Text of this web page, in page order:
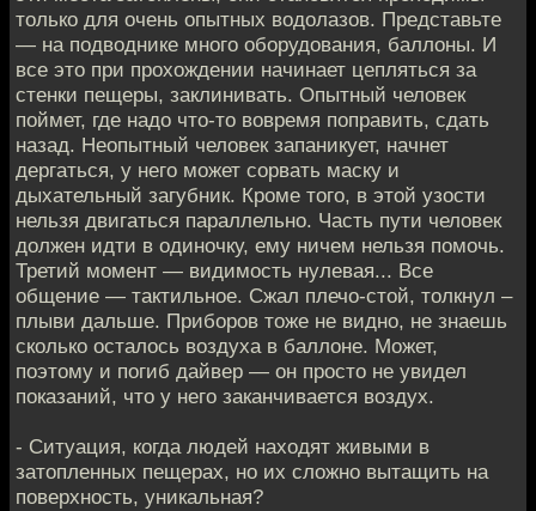
только для очень опытных водолазов. Представьте
— на подводнике много оборудования, баллоны. И
все это при прохождении начинает цепляться за
стенки пещеры, заклинивать. Опытный человек
поймет, где надо что-то вовремя поправить, сдать
назад. Неопытный человек запаникует, начнет
дергаться, у него может сорвать маску и
дыхательный загубник. Кроме того, в этой узости
нельзя двигаться параллельно. Часть пути человек
должен идти в одиночку, ему ничем нельзя помочь.
Третий момент — видимость нулевая... Все
общение — тактильное. Сжал плечо-стой, толкнул –
плыви дальше. Приборов тоже не видно, не знаешь
сколько осталось воздуха в баллоне. Может,
поэтому и погиб дайвер — он просто не увидел
показаний, что у него заканчивается воздух.
- Ситуация, когда людей находят живыми в
затопленных пещерах, но их сложно вытащить на
поверхность, уникальная?